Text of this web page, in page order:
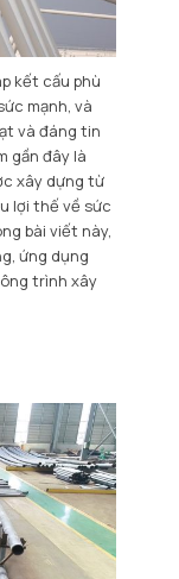
kết cấu phù
mạnh, và
và đáng tin
gần đây là
xây dựng từ
lợi thế về sức
bài viết này,
ứng dụng
trình xây